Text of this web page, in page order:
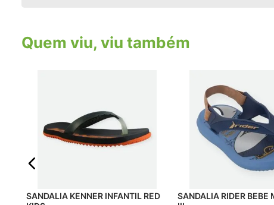
Quem viu, viu também
SANDALIA KENNER INFANTIL RED
SANDALIA RIDER BEBE